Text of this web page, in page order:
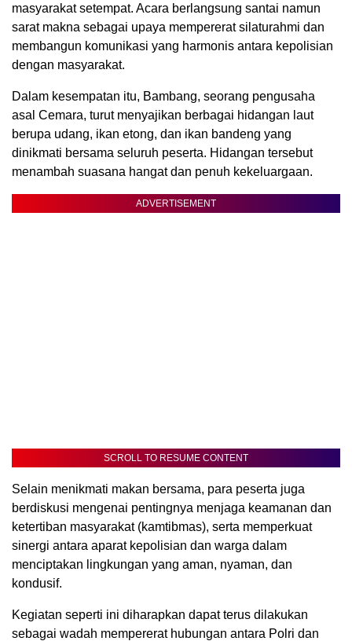
masyarakat setempat. Acara berlangsung santai namun
sarat makna sebagai upaya mempererat silaturahmi dan
membangun komunikasi yang harmonis antara kepolisian
dengan masyarakat.
Dalam kesempatan itu, Bambang, seorang pengusaha
asal Cemara, turut menyajikan berbagai hidangan laut
berupa udang, ikan etong, dan ikan bandeng yang
dinikmati bersama seluruh peserta. Hidangan tersebut
menambah suasana hangat dan penuh kekeluargaan.
ADVERTISEMENT
SCROLL TO RESUME CONTENT
Selain menikmati makan bersama, para peserta juga
berdiskusi mengenai pentingnya menjaga keamanan dan
ketertiban masyarakat (kamtibmas), serta memperkuat
sinergi antara aparat kepolisian dan warga dalam
menciptakan lingkungan yang aman, nyaman, dan
kondusif.
Kegiatan seperti ini diharapkan dapat terus dilakukan
sebagai wadah mempererat hubungan antara Polri dan